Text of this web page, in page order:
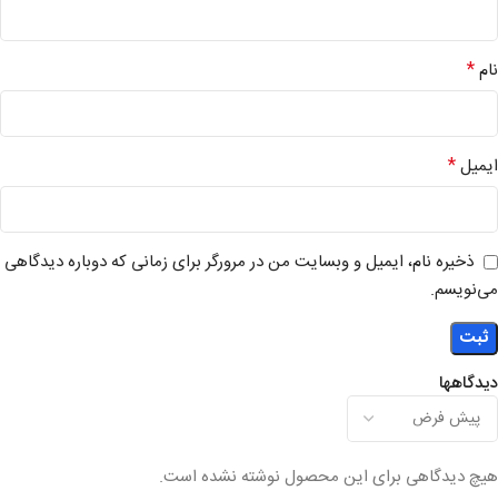
دیدگاهها
هیچ دیدگاهی برای این محصول نوشته نشده است.
نام*
ایمیل*
ذخیره نام، ایمیل و وبسایت من در مرورگر برای زمانی که دوباره دیدگاهی
می‌نویسم.